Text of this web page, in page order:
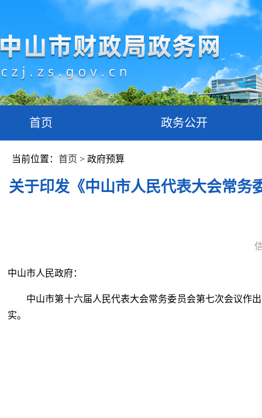
首页 政务公开
当前位置： 首页 > 政府预算
关于印发《中山市人民代表大会常务
中山市人民政府：
中山市第十六届人民代表大会常务委员会第七次会议作出
实。